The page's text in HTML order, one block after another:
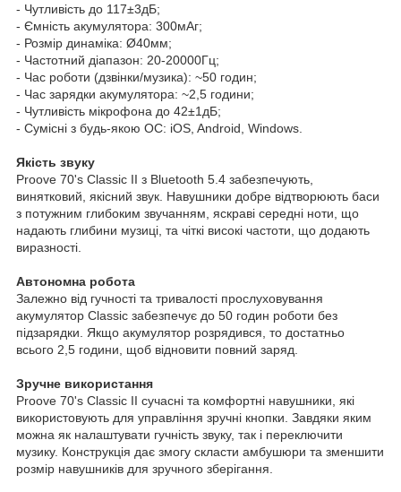
- Чутливість до 117±3дБ;
- Ємність акумулятора: 300мАг;
- Розмір динаміка: Ø40мм;
- Частотний діапазон: 20-20000Гц;
- Час роботи (дзвінки/музика): ~50 годин;
- Час зарядки акумулятора: ~2,5 години;
- Чутливість мікрофона до 42±1дБ;
- Сумісні з будь-якою ОС: iOS, Android, Windows.
Якість звуку
Proove 70's Classic II з Bluetooth 5.4 забезпечують,
винятковий, якісний звук. Навушники добре відтворюють баси
з потужним глибоким звучанням, яскраві середні ноти, що
надають глибини музиці, та чіткі високі частоти, що додають
виразності.
Автономна робота
Залежно від гучності та тривалості прослуховування
акумулятор Classic забезпечує до 50 годин роботи без
підзарядки. Якщо акумулятор розрядився, то достатньо
всього 2,5 години, щоб відновити повний заряд.
Зручне використання
Proove 70's Classic II сучасні та комфортні навушники, які
використовують для управління зручні кнопки. Завдяки яким
можна як налаштувати гучність звуку, так і переключити
музику. Конструкція дає змогу скласти амбушюри та зменшити
розмір навушників для зручного зберігання.